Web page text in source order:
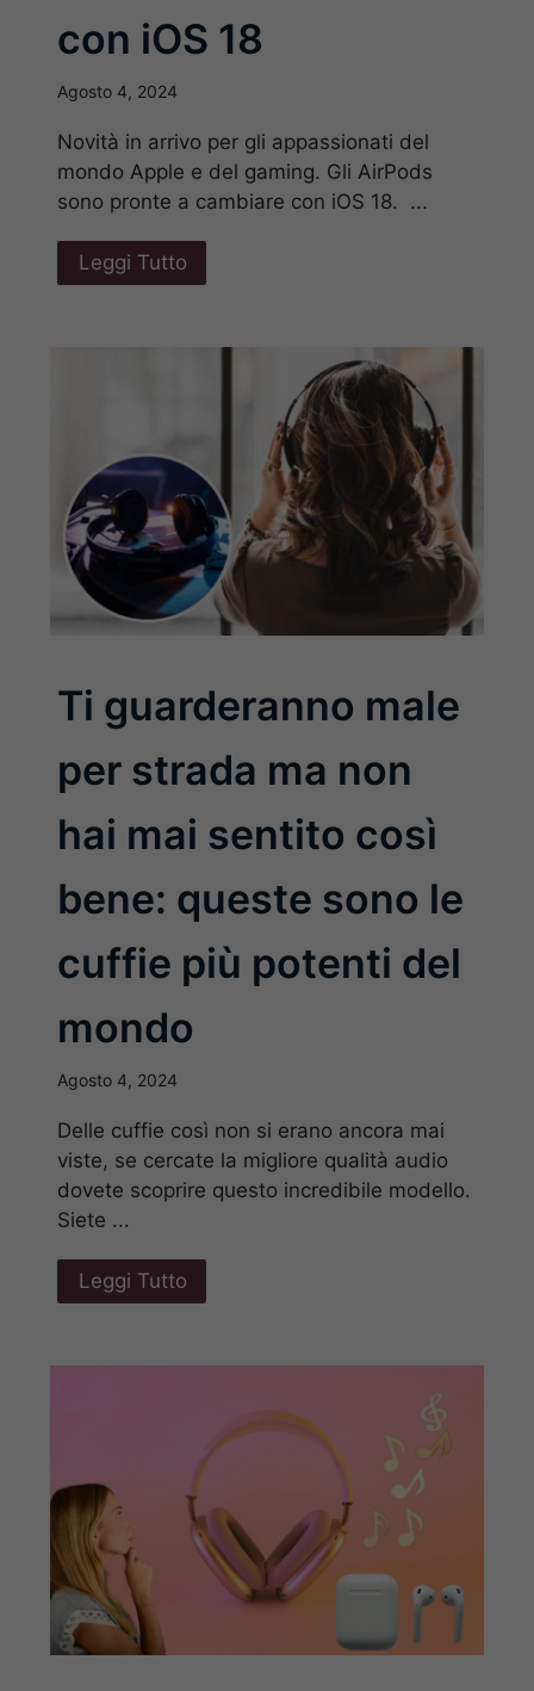
con iOS 18
Agosto 4, 2024
Novità in arrivo per gli appassionati del
mondo Apple e del gaming. Gli AirPods
sono pronte a cambiare con iOS 18. ...
Leggi Tutto
Ti guarderanno male
per strada ma non
hai mai sentito così
bene: queste sono le
cuffie più potenti del
mondo
Agosto 4, 2024
Delle cuffie così non si erano ancora mai
viste, se cercate la migliore qualità audio
dovete scoprire questo incredibile modello.
Siete ...
Leggi Tutto